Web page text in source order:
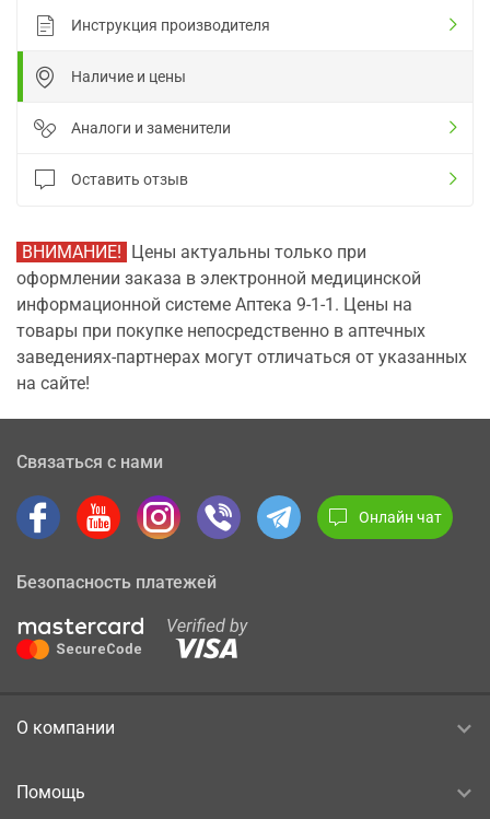
Инструкция производителя
Наличие и цены
Аналоги и заменители
Оставить отзыв
ВНИМАНИЕ! Цены актуальны только при
оформлении заказа в электронной медицинской
информационной системе Аптека 9-1-1. Цены на
товары при покупке непосредственно в аптечных
заведениях-партнерах могут отличаться от указанных
на сайте!
Связаться с нами
Онлайн чат
Безопасность платежей
О компании
Помощь